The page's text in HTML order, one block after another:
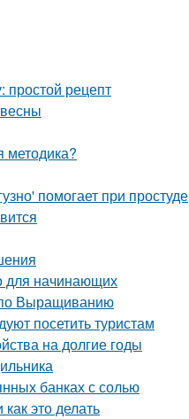
рецепт
методика?
помогает при простуде
для начинающих
Выращиванию
посетить туристам
на долгие годы
банках с солью
это делать